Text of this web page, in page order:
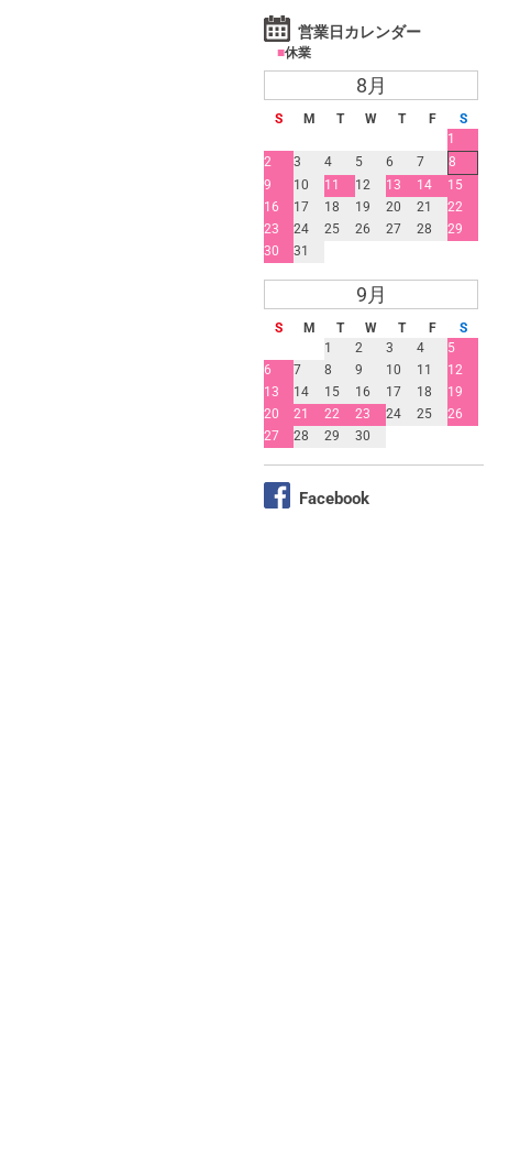
営業日カレンダー
■休業
8月
S M T W T F
S
1
2
3 4 5 6 7
8
9
10 11 12 13 14
15
16
17 18 19 20 21
22
23
24 25 26 27 28
29
30
31
9月
S M T W T F
S
1
2 3 4
5
6
7 8 9 10 11
12
13
14 15 16 17 18
19
20
21 22 23 24 25
26
27
28 29 30
Facebook